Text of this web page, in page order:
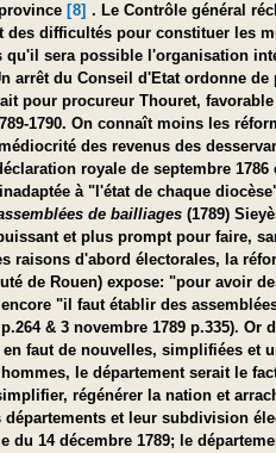
[8] . Le Contrôle général
des difficultés pour constituer les
sera possible l'organisation
arrêt du Conseil d'Etat ordonne
pour procureur Thouret,
1790. On connaît moins les
des revenus des
royale de septembre
à "l'état de chaque
de bailliages (1789)
et plus prompt pour faire,
raisons d'abord électorales, la
de Rouen) expose: "pour avoir
"il faut établir des
& 3 novembre 1789 p.335).
faut de nouvelles, simplifiées et
le département serait le
régénérer la nation et
départements et leur subdivision
du 14 décembre 1789; le